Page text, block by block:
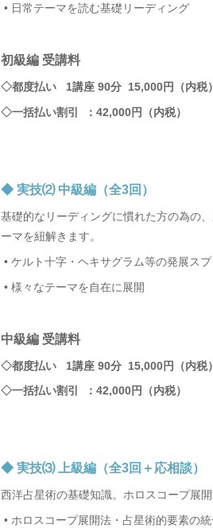
• 日常テーマを読む基礎リーディング
初級編 受講料
◇都度払い 1講座 90分 15,000円（内税）
◇一括払い割引 ：42,000円（内税）
◆ 実技⑵ 中級編（全3回）
基礎的なリーディングに慣れた方の為の
ーマを紐解きます。
• ケルト十字・ヘキサグラム等の発展スプ
• 様々なテーマを自在に展開
中級編 受講料
◇都度払い 1講座 90分 15,000円（内税）
◇一括払い割引 ：42,000円（内税）
◆ 実技⑶ 上級編（全3回＋応相談）
西洋占星術の基礎知識。ホロスコープ展
• ホロスコープ展開法・占星術的要素の統